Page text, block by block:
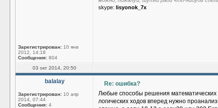
Зарегистрирован: 10 янв
2012, 14:18
Сообщения: 804
skype: lisyonok_7x
03 окт 2014, 20:50
balalay
Зарегистрирован: 10 апр
2014, 07:44
Сообщения: 4
Re: ошибка?
Любые способы решения математических
логических ходов вперед нужно